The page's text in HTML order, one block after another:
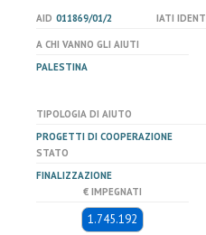
AID 011869/01/2 IATI
A CHI VANNO GLI AIUTI
PALESTINA
TIPOLOGIA DI AIUTO
PROGETTI DI COOPERAZIONE
STATO
FINALIZZAZIONE
€ IMPEGNATI
1.745.192